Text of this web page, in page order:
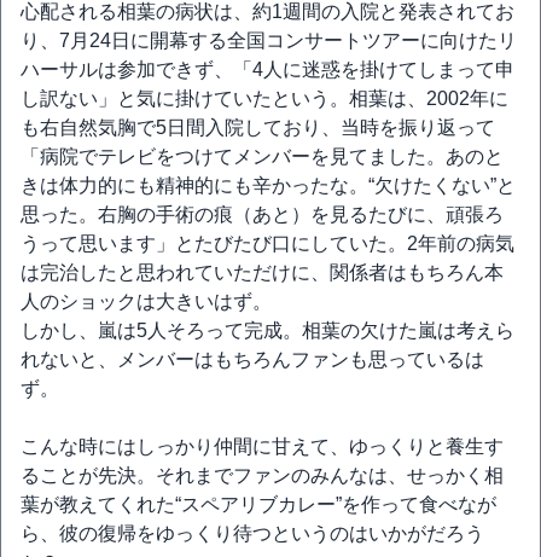
心配される相葉の病状は、約1週間の入院と発表されてお
り、7月24日に開幕する全国コンサートツアーに向けたリ
ハーサルは参加できず、「4人に迷惑を掛けてしまって申
し訳ない」と気に掛けていたという。相葉は、2002年に
も右自然気胸で5日間入院しており、当時を振り返って
「病院でテレビをつけてメンバーを見てました。あのと
きは体力的にも精神的にも辛かったな。“欠けたくない”と
思った。右胸の手術の痕（あと）を見るたびに、頑張ろ
うって思います」とたびたび口にしていた。2年前の病気
は完治したと思われていただけに、関係者はもちろん本
人のショックは大きいはず。
しかし、嵐は5人そろって完成。相葉の欠けた嵐は考えら
れないと、メンバーはもちろんファンも思っているは
ず。
こんな時にはしっかり仲間に甘えて、ゆっくりと養生す
ることが先決。それまでファンのみんなは、せっかく相
葉が教えてくれた“スペアリブカレー”を作って食べなが
ら、彼の復帰をゆっくり待つというのはいかがだろう